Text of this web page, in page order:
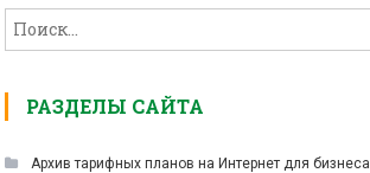
РАЗДЕЛЫ САЙТА
Архив тарифных планов на Интернет для бизнеса